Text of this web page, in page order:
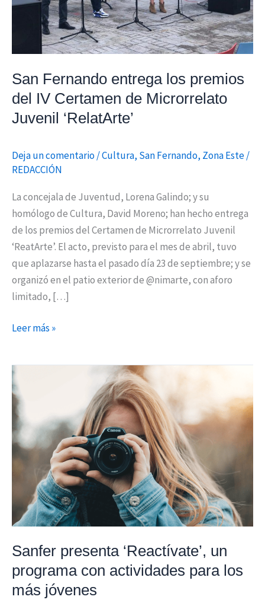
San Fernando entrega los premios
del IV Certamen de Microrrelato
Juvenil ‘RelatArte’
Deja un comentario/Cultura, San Fernando, Zona Este/
REDACCIÓN
La concejala de Juventud, Lorena Galindo; y su
homólogo de Cultura, David Moreno; han hecho entrega
de los premios del Certamen de Microrrelato Juvenil
‘ReatArte’. El acto, previsto para el mes de abril, tuvo
que aplazarse hasta el pasado día 23 de septiembre; y se
organizó en el patio exterior de @nimarte, con aforo
limitado, […]
Microrrelato
Juvenil
Leer más »
Sanfer presenta ‘Reactívate’, un
programa con actividades para los
más jóvenes
Sanfer
presenta
‘Reactívate’,
un
programa
con
actividades
los
más